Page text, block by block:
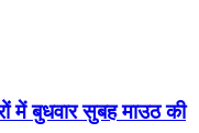
में बुधवार सुबह माउठ की